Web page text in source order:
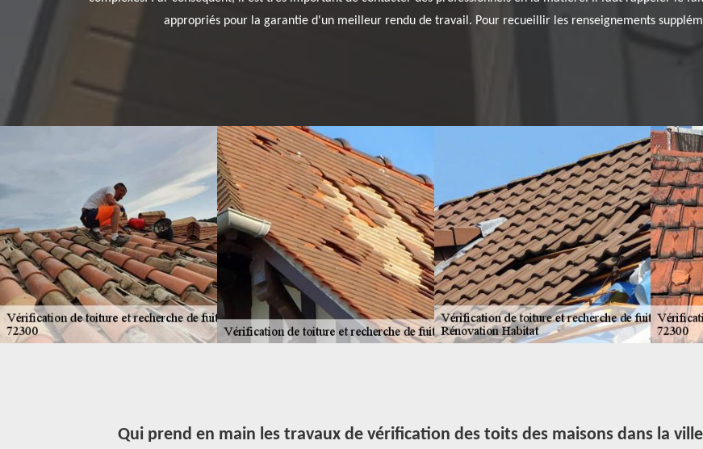
appropriés pour la garantie d'un meilleur rendu de travail. Pour recueillir les renseignements
Qui prend en main les travaux de vérification des toits des maisons dans la